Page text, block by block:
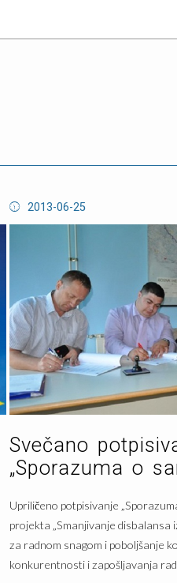
2013-06-25
Svečano
„Sporazuma o
Upriličeno potpisivanje
projekta „Smanjivanje disbalansa
za radnom snagom i poboljšanje
konkurentnosti i zapošljavanja